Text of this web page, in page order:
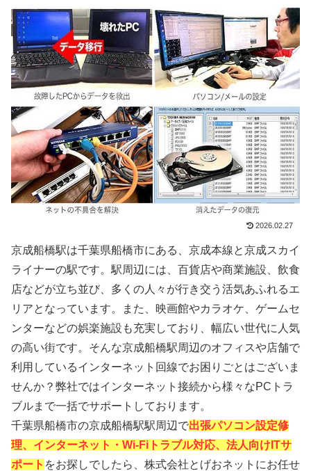
2026.02.27
京成船橋駅は千葉県船橋市にある、京成本線と京成スカイ
ライナーの駅です。駅周辺には、百貨店や商業施設、飲食
店などが立ち並び、多くの人々が行き交う活気あふれるエ
リアとなっています。また、映画館やカラオケ、ゲームセ
ンターなどの娯楽施設も充実しており、幅広い世代に人気
の高い街です。そんな京成船橋駅周辺のオフィスや店舗で
利用しているインターネット回線でお困りごとはございま
せんか？弊社ではインターネット接続から様々なPCトラ
ブルまで一括でサポートしております。
千葉県船橋市の京成船橋駅駅周辺で出張パソコン設定修
理、インターネット・Wi-Fiトラブル対応、法人向けITサ
ポート をお探しでしたら、株式会社とげおネットにお任せ